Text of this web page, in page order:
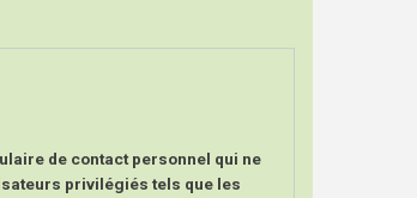
de contact personnel qui ne
privilégiés tels que les